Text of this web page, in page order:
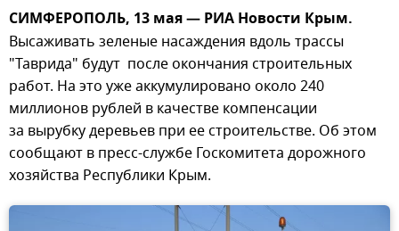
СИМФЕРОПОЛЬ, 13 мая — РИА Новости Крым.
Высаживать зеленые насаждения вдоль трассы
"Таврида" будут после окончания строительных
работ. На это уже аккумулировано около 240
миллионов рублей в качестве компенсации
за вырубку деревьев при ее строительстве. Об этом
сообщают в пресс-службе Госкомитета дорожного
хозяйства Республики Крым.